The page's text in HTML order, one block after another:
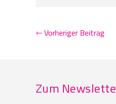
⇽ Vorheriger Beitrag
Zum